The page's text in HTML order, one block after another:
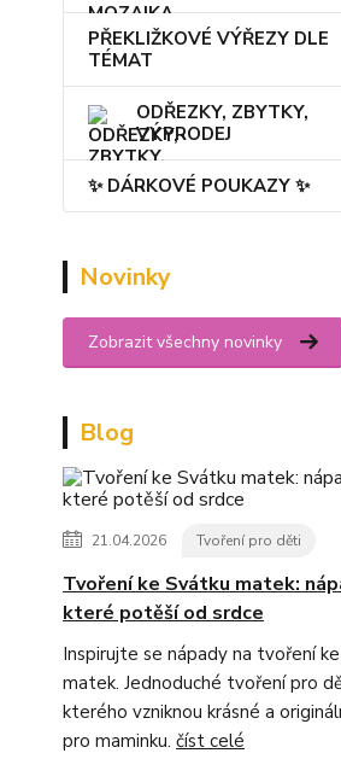
PŘEKLIŽKOVÉ VÝŘEZY DLE
TÉMAT
ODŘEZKY, ZBYTKY,
VÝPRODEJ
✨ DÁRKOVÉ POUKAZY ✨
Novinky
Zobrazit všechny novinky
Blog
21.04.2026 Tvoření pro děti
Tvoření ke Svátku matek:
které potěší od srdce
Inspirujte se nápady na tvoření
matek. Jednoduché tvoření pro
kterého vzniknou krásné a
pro maminku. číst celé